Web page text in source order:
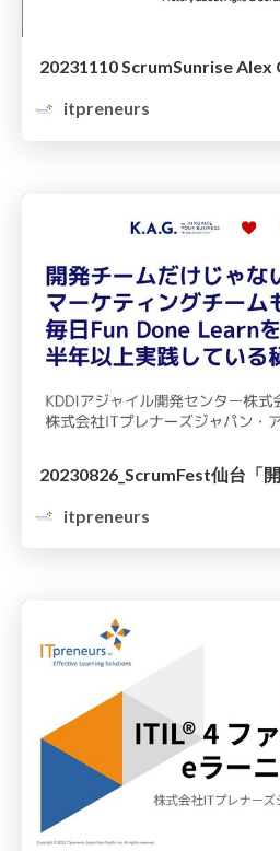
20231110 ScrumSunrise Alex
itpreneurs
itpreneurs